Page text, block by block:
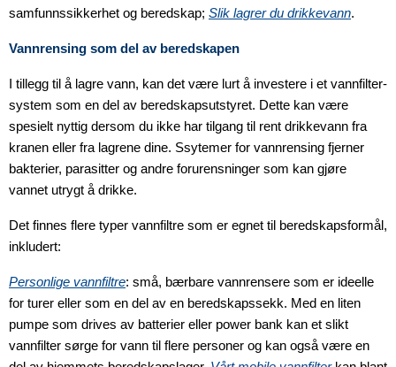
samfunnssikkerhet og beredskap; Slik lagrer du drikkevann.
Vannrensing som del av beredskapen
I tillegg til å lagre vann, kan det være lurt å investere i et vannfilter-
system som en del av beredskapsutstyret. Dette kan være
spesielt nyttig dersom du ikke har tilgang til rent drikkevann fra
kranen eller fra lagrene dine. Ssytemer for vannrensing fjerner
bakterier, parasitter og andre forurensninger som kan gjøre
vannet utrygt å drikke.
Det finnes flere typer vannfiltre som er egnet til beredskapsformål,
inkludert:
Personlige vannfiltre: små, bærbare vannrensere som er ideelle
for turer eller som en del av en beredskapssekk. Med en liten
pumpe som drives av batterier eller power bank kan et slikt
vannfilter sørge for vann til flere personer og kan også være en